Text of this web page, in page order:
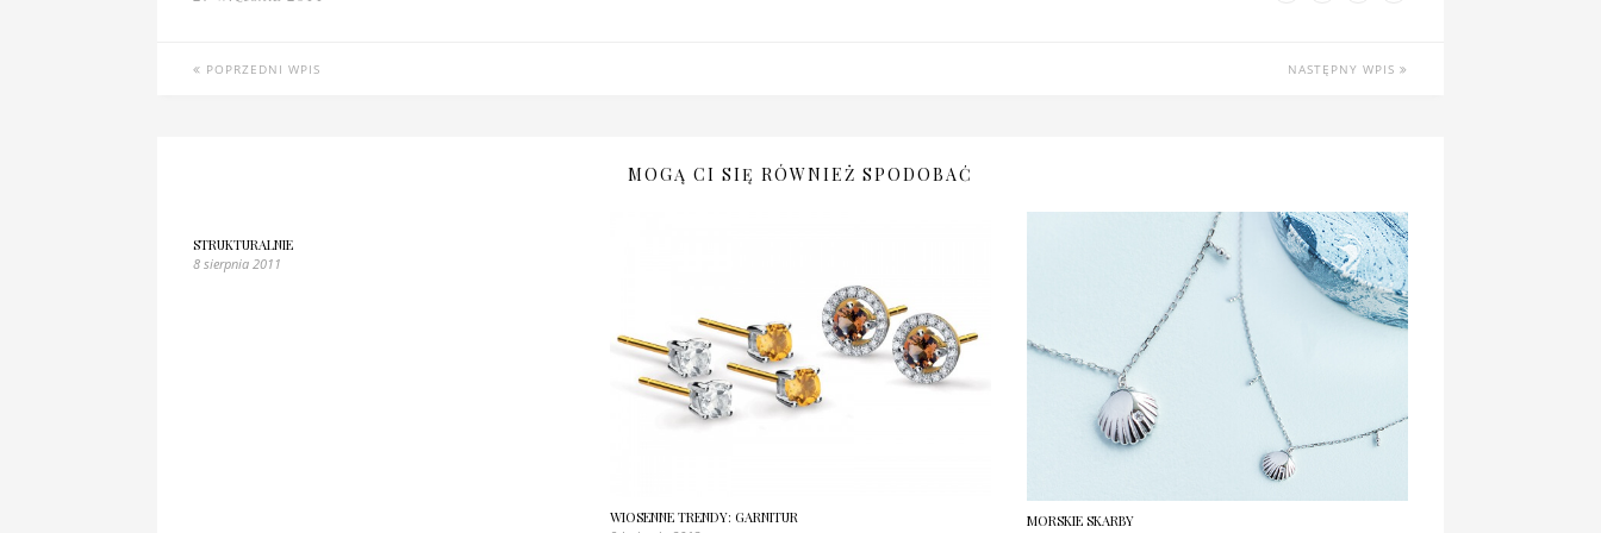
POPRZEDNI WPIS NASTĘPNY WPIS
MOGĄ CI SIĘ RÓWNIEŻ SPODOBAĆ
STRUKTURALNIE
8 sierpnia 2011
WIOSENNE TRENDY: GARNITUR
MORSKIE SKARBY